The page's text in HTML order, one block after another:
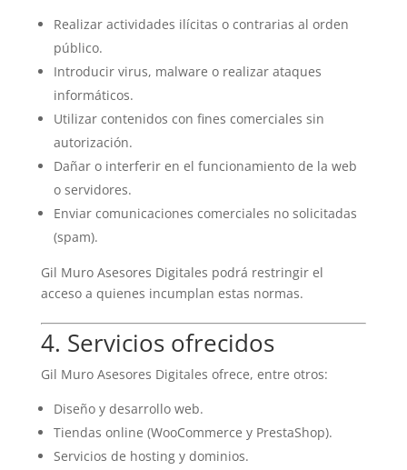
Realizar actividades ilícitas o contrarias al orden
público.
Introducir virus, malware o realizar ataques
informáticos.
Utilizar contenidos con fines comerciales sin
autorización.
Dañar o interferir en el funcionamiento de la web
o servidores.
Enviar comunicaciones comerciales no solicitadas
(spam).
Gil Muro Asesores Digitales podrá restringir el
acceso a quienes incumplan estas normas.
4. Servicios ofrecidos
Gil Muro Asesores Digitales ofrece, entre otros:
Diseño y desarrollo web.
Tiendas online (WooCommerce y PrestaShop).
Servicios de hosting y dominios.